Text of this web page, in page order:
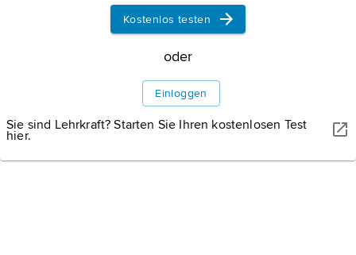
Kostenlos testen
oder
Einloggen
Sie sind Lehrkraft? Starten Sie Ihren kostenlosen Test
hier.